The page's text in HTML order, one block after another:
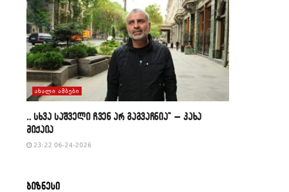
ᲐᲮᲐᲚᲘ ᲐᲛᲑᲔᲑᲘ
,, სხვა საშველი ჩვენ არ გაგვაჩნია” – კახა
მიქაია
23:22 06-24-2026
ბიზნესი